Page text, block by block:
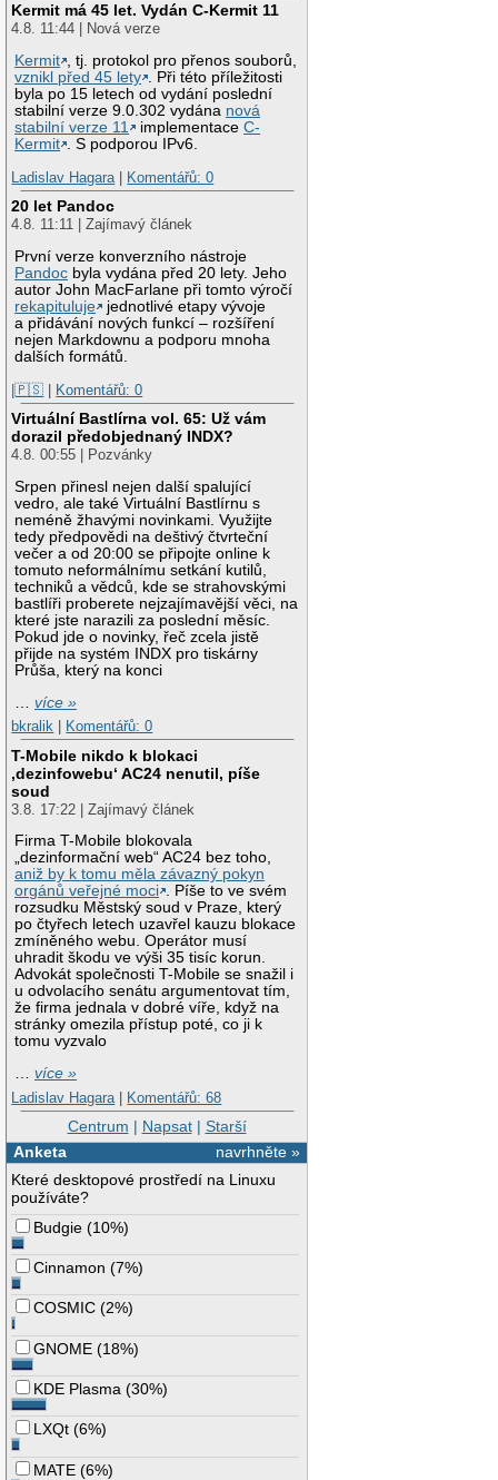
Kermit má 45 let. Vydán C-Kermit 11
4.8. 11:44 | Nová verze
Kermit , tj. protokol pro přenos souborů,
vznikl před 45 lety . Při této příležitosti
byla po 15 letech od vydání poslední
stabilní verze 9.0.302 vydána nová
stabilní verze 11
implementaceC-
Kermit . S podporou IPv6.
Ladislav Hagara | Komentářů: 0
20 let Pandoc
4.8. 11:11 | Zajímavý článek
První verze konverzního nástroje
Pandoc byla vydána před 20 lety. Jeho
autor John MacFarlane při tomto výročí
rekapituluje
jednotlivé etapy vývoje
a přidávání nových funkcí – rozšíření
nejen Markdownu a podporu mnoha
dalších formátů.
|🇵🇸 | Komentářů: 0
Virtuální Bastlírna vol. 65: Už vám
dorazil předobjednaný INDX?
4.8. 00:55 | Pozvánky
Srpen přinesl nejen další spalující
vedro, ale také Virtuální Bastlírnu s
neméně žhavými novinkami. Využijte
tedy předpovědi na deštivý čtvrteční
večer a od 20:00 se připojte online k
tomuto neformálnímu setkání kutilů,
techniků a vědců, kde se strahovskými
bastlíři proberete nejzajímavější věci, na
které jste narazili za poslední měsíc.
Pokud jde o novinky, řeč zcela jistě
přijde na systém INDX pro tiskárny
Průša, který na konci
…více »
bkralik
Komentářů: 0
T-Mobile nikdo k blokaci
‚dezinfowebu‘ AC24 nenutil, píše
soud
3.8. 17:22 | Zajímavý článek
Firma T-Mobile blokovala
„dezinformační web“ AC24 bez toho,
aniž by k tomu měla závazný pokyn
orgánů veřejné moci . Píše to ve svém
rozsudku Městský soud v Praze, který
po čtyřech letech uzavřel kauzu blokace
zmíněného webu. Operátor musí
uhradit škodu ve výši 35 tisíc korun.
Advokát společnosti T-Mobile se snažil i
u odvolacího senátu argumentovat tím,
že firma jednala v dobré víře, když na
stránky omezila přístup poté, co ji k
tomu vyzvalo
…více »
Ladislav Hagara | Komentářů: 68
Centrum | Napsat| Starší
navrhněte »
Anketa
Které desktopové prostředí na Linuxu
používáte?
Budgie (10%)
Cinnamon (7%)
COSMIC (2%)
GNOME (18%)
KDE Plasma (30%)
LXQt (6%)
MATE (6%)